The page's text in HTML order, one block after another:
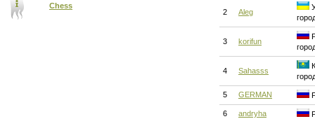
Chess
2 Aleg
3 korifun
4 Sahasss
5 GERMAN
6 andryha